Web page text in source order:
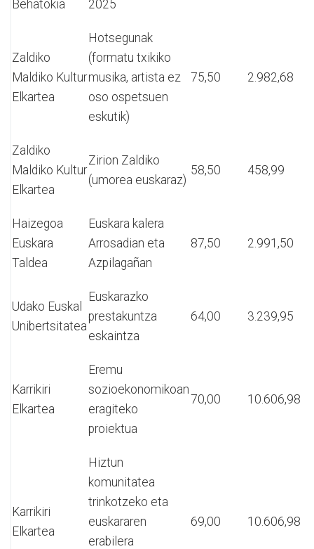
Behatokia 2025
Zaldiko
Maldiko Kultur
Elkartea
Hotsegunak
(formatu txikiko
musika, artista ez
oso ospetsuen
eskutik)
75,50 2.982,68
Zaldiko
Maldiko Kultur
Elkartea
Zirion Zaldiko
(umorea euskaraz)
58,50 458,99
Haizegoa
Euskara
Taldea
Euskara kalera
Arrosadian eta
Azpilagañan
87,50 2.991,50
Udako Euskal
Unibertsitatea
Euskarazko
prestakuntza
eskaintza
64,00 3.239,95
Karrikiri
Elkartea
Eremu
sozioekonomikoan
eragiteko
proiektua
70,00 10.606,98
Karrikiri
Elkartea
Hiztun
komunitatea
trinkotzeko eta
euskararen
erabilera
69,00 10.606,98